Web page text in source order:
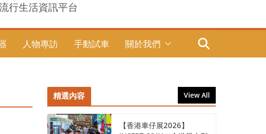
行生活資訊平台
人物專訪 手動試車 關於我們
精選內容 View All
【香港車仔展2026】